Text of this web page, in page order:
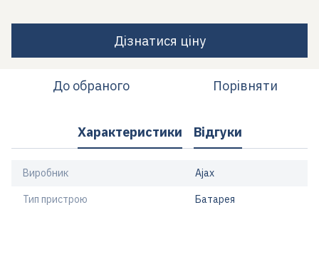
Дізнатися ціну
До обраного Порівняти
Характеристики Відгуки
Виробник Ajax
Тип пристрою Батарея